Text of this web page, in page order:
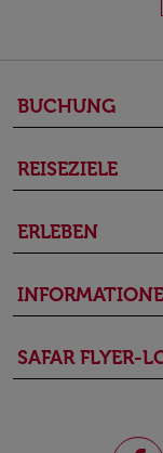
BUCHUNG
REISEZIELE
ERLEBEN
SAFAR FLYER-